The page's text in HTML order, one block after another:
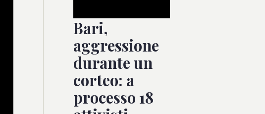
Bari,
aggressione
durante un
corteo: a
processo 18